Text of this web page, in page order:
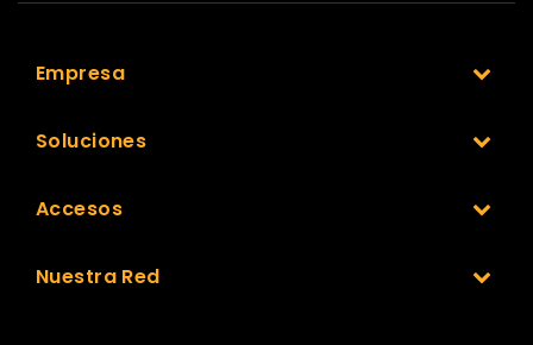
Empresa
Soluciones
Accesos
Nuestra Red